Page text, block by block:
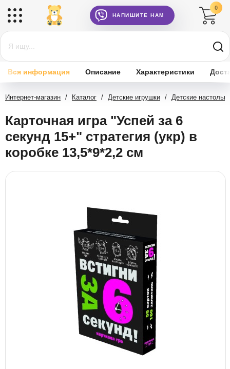
НАПИШИТЕ НАМ
0
Вся информация Описание Характеристики
Интернет-магазин / Каталог / Детские игрушки / Детские
Карточная игра "Успей за 6
секунд 15+" стратегия (укр) в
коробке 13,5*9*2,2 см